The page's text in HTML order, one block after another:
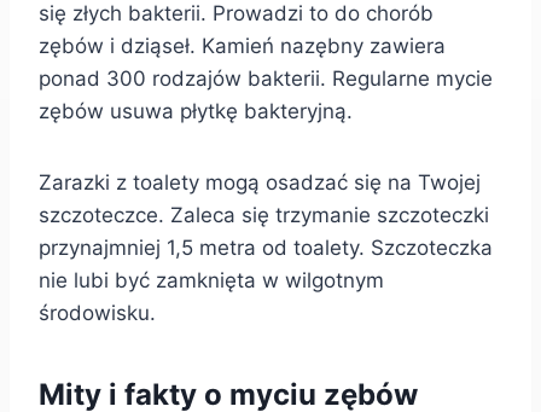
się złych bakterii. Prowadzi to do chorób
zębów i dziąseł. Kamień nazębny zawiera
ponad 300 rodzajów bakterii. Regularne mycie
zębów usuwa płytkę bakteryjną.
Zarazki z toalety mogą osadzać się na Twojej
szczoteczce. Zaleca się trzymanie szczoteczki
przynajmniej 1,5 metra od toalety. Szczoteczka
nie lubi być zamknięta w wilgotnym
środowisku.
Mity i fakty o myciu zębów